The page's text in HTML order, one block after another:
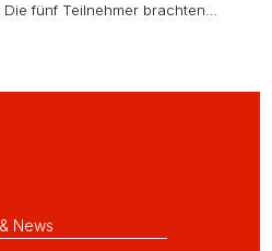
fünf Teilnehmer brachten…
News